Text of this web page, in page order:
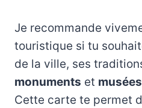
Je recommande
touristique si tu
de la ville, ses
monuments et musées
Cette carte te permet